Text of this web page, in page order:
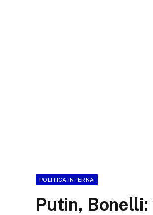
POLITICA INTERNA
Putin, Bonelli: